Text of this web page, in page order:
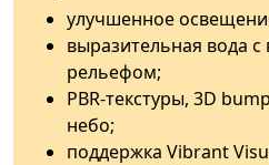
улучшенное
выразительная вода
рельефом;
PBR-текстуры, 3D
небо;
поддержка Vibrant